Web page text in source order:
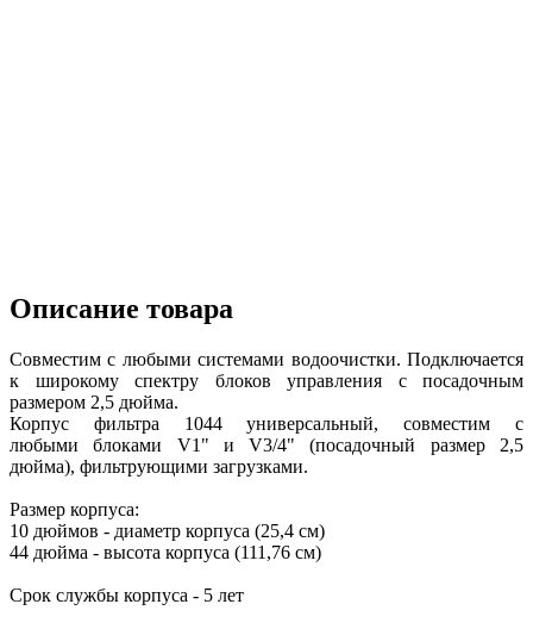
Описание товара
Совместим с любыми системами водоочистки. Подключается
к широкому спектру блоков управления с посадочным
размером 2,5 дюйма.
Корпус фильтра 1044 универсальный, совместим с
любыми блоками V1" и V3/4" (посадочный размер 2,5
дюйма), фильтрующими загрузками.
Размер корпуса:
10 дюймов - диаметр корпуса (25,4 см)
44 дюйма - высота корпуса (111,76 см)
Срок службы корпуса - 5 лет